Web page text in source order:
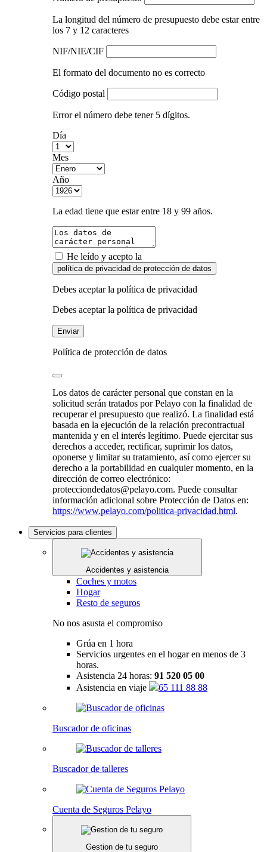
La longitud del número de presupuesto debe estar entre
los 7 y 12 caracteres
NIF/NIE/CIF
El formato del documento no es correcto
Código postal
Error el número debe tener 5 dígitos.
Día
Mes
Año
La edad tiene que estar entre 18 y 99 años.
He leído y acepto la
política de privacidad de protección de datos
Debes aceptar la política de privacidad
Debes aceptar la política de privacidad
Enviar
Política de protección de datos
Los datos de carácter personal que constan en la
solicitud serán tratados por Pelayo con la finalidad de
recuperar el presupuesto que realizó. La finalidad está
basada en la ejecución de la relación precontractual
mantenida y en el interés legítimo. Puede ejercitar sus
derechos a acceder, rectificar, suprimir los datos,
oponerse y limitar su tratamiento, así como ejercer su
derecho a la portabilidad en cualquier momento, en la
dirección de correo electrónico:
protecciondedatos@pelayo.com. Puede consultar
información adicional sobre Protección de Datos en:
https://www.pelayo.com/politica-privacidad.html.
Servicios para clientes
Accidentes y asistencia
Coches y motos
Hogar
Resto de seguros
No nos asusta el compromiso
Grúa en 1 hora
Servicios urgentes en el hogar en menos de 3
horas.
Asistencia 24 horas: 91 520 05 00
Asistencia en viaje
65 111 88 88
Buscador de oficinas
Buscador de talleres
Cuenta de Seguros Pelayo
Gestion de tu seguro